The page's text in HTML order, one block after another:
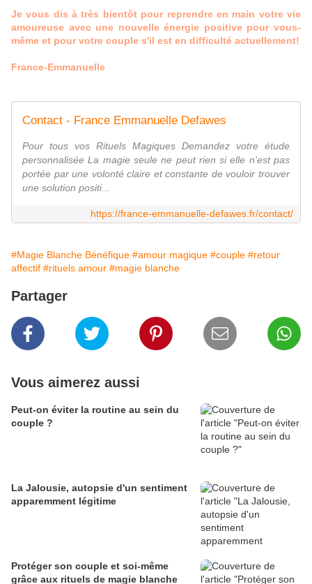
Je vous dis à très bientôt pour reprendre en main votre vie
amoureuse avec une nouvelle énergie positive pour vous-
même et pour votre couple s'il est en difficulté actuellement!
France-Emmanuelle
Contact - France Emmanuelle Defawes
Pour tous vos Rituels Magiques Demandez votre étude
personnalisée La magie seule ne peut rien si elle n'est pas
portée par une volonté claire et constante de vouloir trouver
une solution positi...
https://france-emmanuelle-defawes.fr/contact/
#Magie Blanche Bénéfique #amour magique #couple #retour
affectif #rituels amour #magie blanche
Partager
Vous aimerez aussi
Peut-on éviter la routine au sein du
couple ?
La Jalousie, autopsie d'un sentiment
apparemment légitime
Protéger son couple et soi-même
grâce aux rituels de magie blanche